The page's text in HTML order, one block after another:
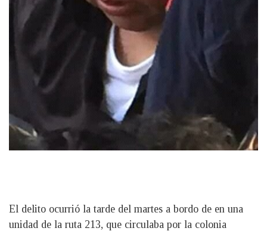
El delito ocurrió la tarde del martes a bordo de en una
unidad de la ruta 213, que circulaba por la colonia